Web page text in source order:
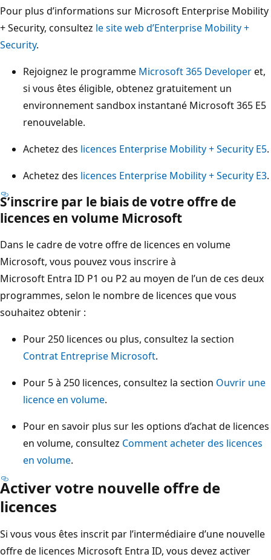
Pour plus d’informations sur Microsoft Enterprise Mobility
+ Security, consultez le site web d’Enterprise Mobility +
Security.
Rejoignez le programme Microsoft 365 Developeret,
si vous êtes éligible, obtenez gratuitement un
environnement sandbox instantané Microsoft 365 E5
renouvelable.
Achetez des licences Enterprise Mobility + Security E5.
Achetez des licences Enterprise Mobility + Security E3.
S’inscrire par le biais de votre offre de
licences en volume Microsoft
Dans le cadre de votre offre de licences en volume
Microsoft, vous pouvez vous inscrire à
Microsoft Entra ID P1 ou P2 au moyen de l’un de ces deux
programmes, selon le nombre de licences que vous
souhaitez obtenir :
Pour 250 licences ou plus, consultez la section
Contrat Entreprise Microsoft.
Pour 5 à 250 licences, consultez la section Ouvrir une
licence en volume.
Pour en savoir plus sur les options d’achat de licences
en volume, consultez Comment acheter des licences
en volume.
Activer votre nouvelle offre de
licences
Si vous vous êtes inscrit par l’intermédiaire d’une nouvelle
offre de licences Microsoft Entra ID, vous devez activer